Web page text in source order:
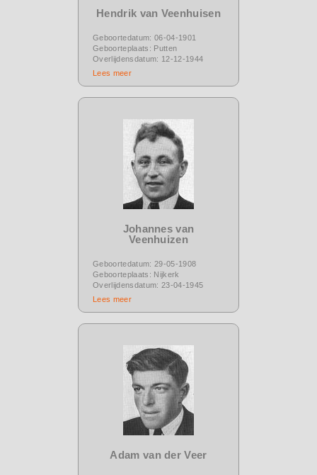
Hendrik van Veenhuisen
Geboortedatum: 06-04-1901
Geboorteplaats: Putten
Overlijdensdatum: 12-12-1944
Lees meer
Johannes van
Veenhuizen
Geboortedatum: 29-05-1908
Geboorteplaats: Nijkerk
Overlijdensdatum: 23-04-1945
Lees meer
Adam van der Veer